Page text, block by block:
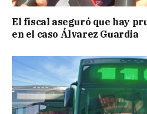
El fiscal aseguró que hay
en el caso Álvarez Guardia